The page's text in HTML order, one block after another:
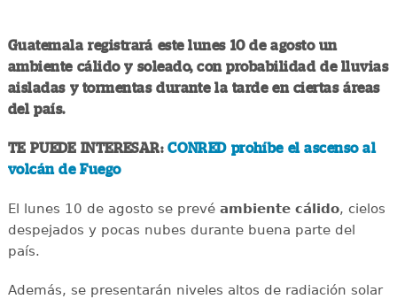
Guatemala registrará este lunes 10 de agosto un
ambiente cálido y soleado, con probabilidad de lluvias
aisladas y tormentas durante la tarde en ciertas áreas
del país.
TE PUEDE INTERESAR:CONRED prohíbe el ascenso al
volcán de Fuego
El lunes 10 de agosto se prevé ambiente cálido, cielos
despejados y pocas nubes durante buena parte del
país.
Además, se presentarán niveles altos de radiación solar